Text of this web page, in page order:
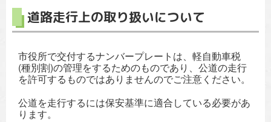
道路走行上の取り扱いについて
市役所で交付するナンバープレートは、軽自動車税
(種別割)の管理をするためのものであり、公道の走行
を許可するものではありませんのでご注意ください。
公道を走行するには保安基準に適合している必要があ
ります。